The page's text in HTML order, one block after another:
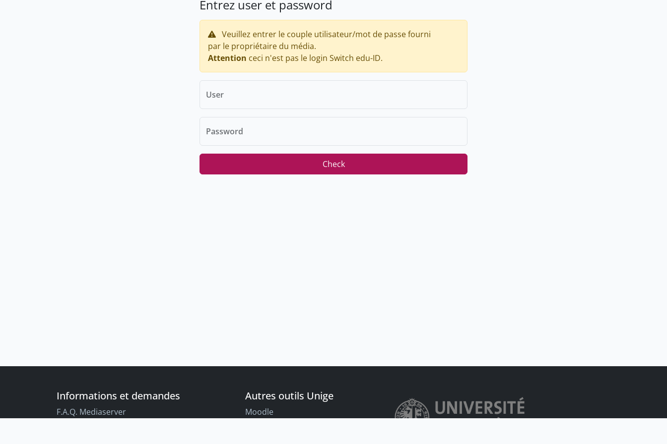
Entrez user et password
Veuillez entrer le couple utilisateur/mot de passe fourni
par le propriétaire du média.
Attention ceci n'est pas le login Switch edu-ID.
User
Password
Check
Informations et demandes
F.A.Q. Mediaserver
Autres outils Unige
Moodle